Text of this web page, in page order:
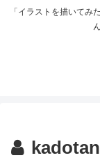
「イラストを描いてみ